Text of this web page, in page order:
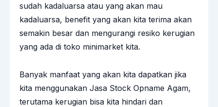
sudah kadaluarsa atau yang akan mau
kadaluarsa, benefit yang akan kita terima akan
semakin besar dan mengurangi resiko kerugian
yang ada di toko minimarket kita.
Banyak manfaat yang akan kita dapatkan jika
kita menggunakan Jasa Stock Opname Agam,
terutama kerugian bisa kita hindari dan